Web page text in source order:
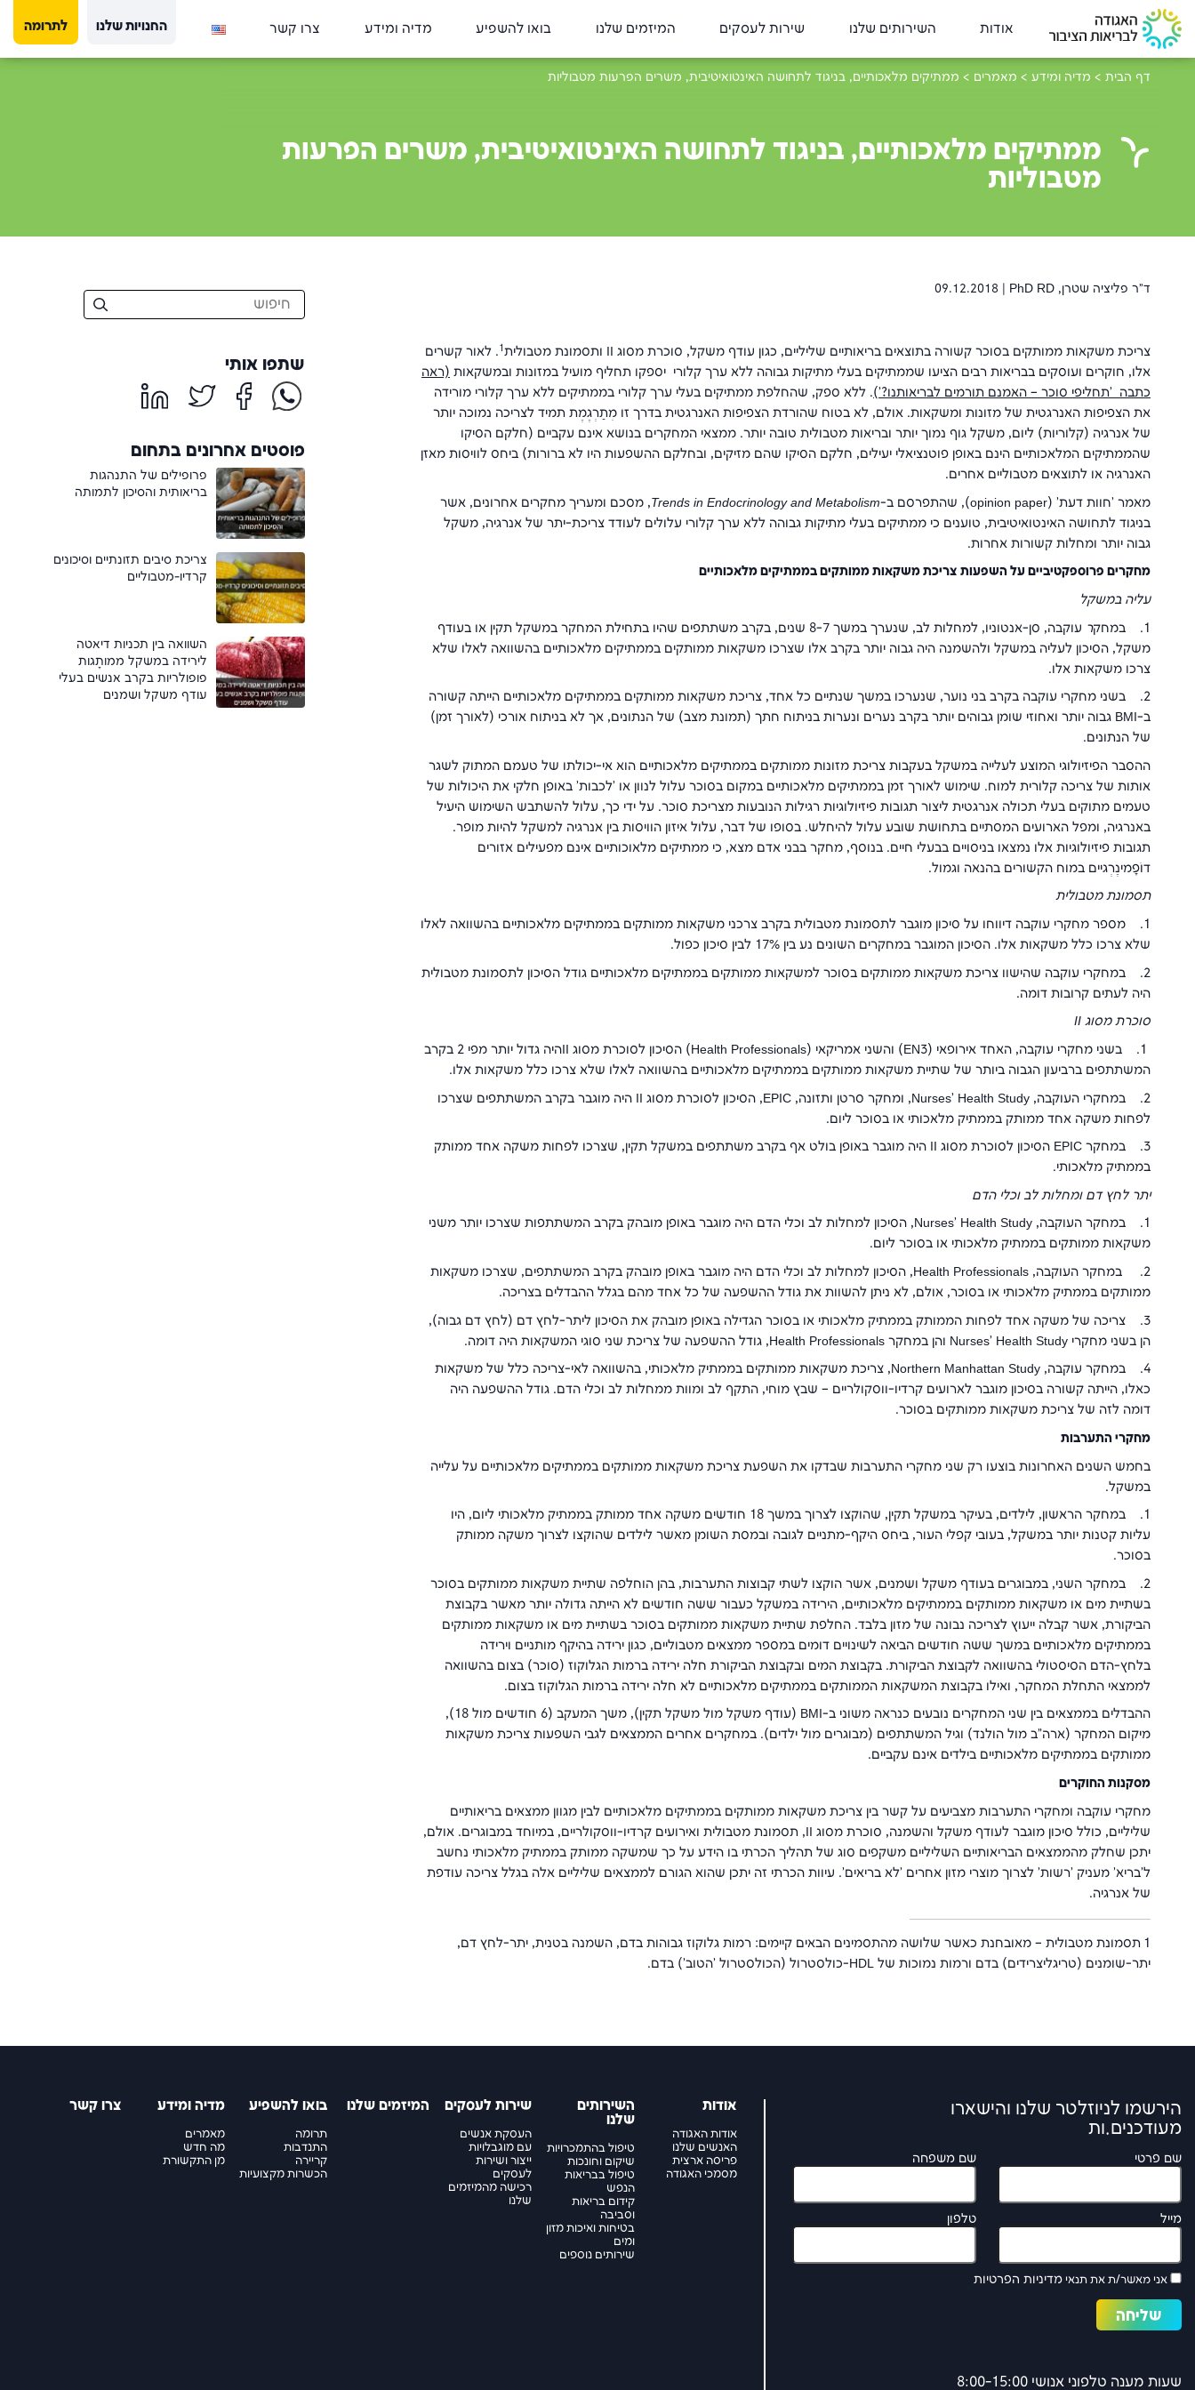
אודות השירותים שלנו שירות לעסקים המיזמים שלנו בואו להשפיע מדיה ומידע צרו קשר החנויות שלנו לתרומה
דף הבית > מדיה ומידע > מאמרים > ממתיקים מלאכותיים, בניגוד לתחושה האינטואיטיבית, משרים הפרעות מטבוליות
ממתיקים מלאכותיים, בניגוד לתחושה האינטואיטיבית, משרים הפרעות
מטבוליות
ד"ר פליציה שטרן, PhD RD | 09.12.2018
צריכת משקאות ממותקים בסוכר קשורה בתוצאים בריאותיים שליליים, כגון עודף משקל, סוכרת מסוג ותסמונת מטבולית 1. לאור קשרים
אלו, חוקרים ועוסקים בבריאות רבים הציעו שממתיקים בעלי מתיקות גבוהה ללא ערך קלורי יספקו תחליף מועיל במזונות ובמשקאות (ראה
כתבה 'תחליפי סוכר – האמנם תורמים לבריאותנו?'). ללא ספק, שהחלפת ממתיקים בעלי ערך קלורי בממתיקים ללא ערך קלורי מורידה
את הצפיפות האנרגטית של מזונות ומשקאות. אולם, לא בטוח שהורדת הצפיפות האנרגטית בדרך זו מִתַרְגֶמֶת תמיד לצריכה נמוכה יותר
של אנרגיה (קלוריות) ליום, משקל גוף נמוך יותר ובריאות מטבולית טובה יותר. ממצאי המחקרים בנושא אינם עקביים (חלקם הסיקו
שהממתיקים המלאכותיים הינם באופן פוטנציאלי יעילים, חלקם הסיקו שהם מזיקים, ובחלקם ההשפעות היו לא ברורות) ביחס לוויסות מאזן
האנרגיה או לתוצאים מטבוליים אחרים.
מאמר 'חוות דעת' (opinion paper), שהתפרסם ב-Trends in Endocrinology and Metabolism, מסכם ומעריך מחקרים אחרונים, אשר
בניגוד לתחושה האינטואיטיבית, טוענים כי ממתיקים בעלי מתיקות גבוהה ללא ערך קלורי עלולים לעודד צריכת-יתר של אנרגיה, משקל
גבוה יותר ומחלות קשורות אחרות.
מחקרים פרוספקטיביים על השפעות צריכת משקאות ממותקים בממתיקים מלאכותיים
עליה במשקל
1. במחק
ר
עוקבה, סן-אנטוניו, למחלות לב, שנערך במשך 8-7 שנים, בקרב משתתפים שהיו בתחילת המחקר במשקל תקין או בעודף
משקל, הסיכון לעליה במשקל ולהשמנה היה גבוה יותר בקרב אלו שצרכו משקאות ממותקים בממתיקים מלאכותיים בהשוואה לאלו שלא
צרכו משקאות אלו.
2. בשני מחקרי עוקבה בקרב בני נוער, שנערכו במשך שנתיים כל אחד, צריכת משקאות ממותקים בממתיקים מלאכותיים הייתה קשורה
ב- BMI גבוה יותר ואחוזי שומן גבוהים יותר בקרב נערים ונערות בניתוח חתך (תמונת מצב) של הנתונים, אך לא בניתוח אורכי (לאורך זמן)
של הנתונים.
ההסבר הפיזיולוגי המוצע לעלייה במשקל בעקבות צריכת מזונות ממותקים בממתיקים מלאכותיים הוא אי-יכולתו של טעמם המתוק לשגר
אותות של צריכה קלורית למוח. שימוש לאורך זמן בממתיקים מלאכותיים במקום בסוכר עלול לנוון או 'לכבות' באופן חלקי את היכולות של
טעמים מתוקים בעלי תכולה אנרגטית ליצור תגובות פיזיולוגיות רגילות הנובעות מצריכת סוכר. על ידי כך, עלול להשתבש השימוש היעיל
באנרגיה, ומפל הארועים המסתיים בתחושת שובע עלול להיחלש. בסופו של דבר, עלול איזון הוויסות בין אנרגיה למשקל להיות מופר.
תגובות פיזיולוגיות אלו נמצאו בניסויים בבעלי חיים. בנוסף, מחקר בבני אדם מצא, כי ממתיקים מלאוכותיים אינם מפעילים אזורים
דוֹפָּמינֶרְגיים במוח הקשורים בהנאה וגמול.
תסמונת מטבולית
1. מספר מחקרי עוקבה דיווחו על סיכון מוגבר לתסמונת מטבולית בקרב צרכני משקאות ממותקים בממתיקים מלאכותיים בהשוואה לאלו
שלא צרכו כלל משקאות אלו. הסיכון המוגבר במחקרים השונים נע בין 17% לבין סיכון כפול.
2. במחקרי עוקבה שהישוו צריכת משקאות ממותקים בסוכר למשקאות ממותקים בממתיקים מלאכותיים גודל הסיכון לתסמונת מטבולית
היה לעתים קרובות דומה.
סוכרת מסוג II
EN3 ) והשני אמריקאי (Health Professionals ) הסיכון לסוכרת מסוג
היה גדול יותר מפי 2 בקרב
המשתתפים ברביעון הגבוה ביותר של שתיית משקאות ממותקים בממתיקים מלאכותיים בהשוואה לאלו שלא צרכו כלל משקאות אלו.
2. במחקרי העוקבה,
Nurses' Health Study, ומחקר סרטן ותזונה, EPIC, הסיכון לסוכרת מסוג II היה מוגבר בקרב המשתתפים שצרכו
לפחות משקה אחד ממותק בממתיק מלאכותי או בסוכר ליום.
3. במחקר
EPIC הסיכון לסוכרת מסוג
היה מוגבר באופן בולט אף בקרב משתתפים במשקל תקין, שצרכו לפחות משקה אחד ממותק
בממתיק מלאכותי.
יתר לחץ דם ומחלות לב וכלי הדם
1. במחקר העוקבה,
Nurses' Health Study, הסיכון למחלות לב וכלי הדם היה מוגבר באופן מובהק בקרב המשתתפות שצרכו יותר משני
משקאות ממותקים בממתיק מלאכותי או בסוכר ליום.
2. במחקר העוקבה,
Health Professionals, הסיכון למחלות לב וכלי הדם היה מוגבר באופן מובהק בקרב המשתתפים, שצרכו משקאות
ממותקים בממתיק מלאכותי או בסוכר, אולם, לא ניתן להשוות את גודל ההשפעה של כל אחד מהם בגלל ההבדלים בצריכה.
3. צריכה של משקה אחד לפחות הממותק בממתיק מלאכותי או בסוכר הגדילה באופן מובהק את הסיכון ליתר-לחץ דם (לחץ דם גבוה),
הן בשני מחקרי Nurses' Health Study והן במחקר Health Professionals, גודל ההשפעה של צריכת שני סוגי המשקאות היה דומה.
4. במחקר עוקבה,
Northern Manhattan Study, צריכת משקאות ממותקים בממתיק מלאכותי, בהשוואה לאי-צריכה כלל של משקאות
כאלו, הייתה קשורה בסיכון מוגבר לארועים קרדיו-ווסקולריים – שבץ מוחי, התקף לב ומוות ממחלות לב וכלי הדם. גודל ההשפעה היה
דומה לזה של צריכת משקאות ממותקים בסוכר.
מחקרי התערבות
בחמש השנים האחרונות בוצעו רק שני מחקרי התערבות שבדקו את השפעת צריכת משקאות ממותקים בממתיקים מלאכותיים על עלייה
במשקל.
1. במחקר הראשון, לילדים, בעיקר במשקל תקין, שהוקצו לצרוך במשך 18 חודשים משקה אחד ממותק בממתיק מלאכותי ליום, היו
עליות קטנות יותר במשקל, בעובי קפלי העור, ביחס היקף-מתניים לגובה ובמסת השומן מאשר לילדים שהוקצו לצרוך משקה ממותק
בסוכר.
2. במחקר השני, במבוגרים בעודף משקל ושמנים, אשר הוקצו לשתי קבוצות התערבות, בהן הוחלפה שתיית משקאות ממותקים בסוכר
בשתיית מים או משקאות ממותקים בממתיקים מלאכותיים, הירידה במשקל כעבור ששה חודשים לא הייתה גדולה יותר מאשר בקבוצת
הביקורת, אשר קבלה ייעוץ לצריכה נבונה של מזון בלבד. החלפת שתיית משקאות ממותקים בסוכר בשתיית מים או משקאות ממותקים
בממתיקים מלאכותיים במשך ששה חודשים הביאה לשינויים דומים במספר ממצאים מטבוליים, כגון ירידה בהיקף מותניים וירידה
בלחץ-הדם הסיסטולי בהשוואה לקבוצת הביקורת. בקבוצת המים ובקבוצת הביקורת חלה ירידה ברמות הגלוקוז (סוכר) בצום בהשוואה
לממצאי התחלת המחקר, ואילו בקבוצת המשקאות הממותקים בממתיקים מלאכותיים לא חלה ירידה ברמות הגלוקוז בצום.
ההבדלים בממצאים בין שני המחקרים נובעים כנראה משוני ב-BMI
(עודף משקל מול משקל תקין), משך המעקב (6 חודשים מול 18),
מיקום המחקר (ארה"ב מול הולנד) וגיל המשתתפים (מבוגרים מול ילדים). במחקרים אחרים הממצאים לגבי השפעות צריכת משקאות
ממותקים בממתיקים מלאכותיים בילדים אינם עקביים.
מסקנות החוקרים
מחקרי עוקבה ומחקרי התערבות מצביעים על קשר בין צריכת משקאות ממותקים בממתיקים מלאכותיים לבין מגוון ממצאים בריאותיים
שליליים, כולל סיכון מוגבר לעודף משקל והשמנה, סוכרת מסוג
, תסמונת מטבולית ואירועים קרדיו-ווסקולריים, במיוחד במבוגרים. אולם,
יתכן שחלק מהממצאים הבריאותיים השליליים משקפים סוג של תהליך הכרתי בו הידע על כך שמשקה ממותק בממתיק מלאכותי נחשב
ל'בריא' מעניק 'רשות' לצרוך מוצרי מזון אחרים 'לא בריאים'. עיוות הכרתי זה יתכן שהוא הגורם לממצאים שליליים אלה בגלל צריכה עודפת
של אנרגיה.
1 תסמונת מטבולית – מאובחנת כאשר שלושה מהתסמינים הבאים קיימים: רמות גלוקוז גבוהות בדם, השמנה בטנית, יתר-לחץ דם,
יתר-שומנים (טריגליצרידים) בדם ורמות נמוכות של HDL-כולסטרול (הכולסטרול 'הטוב') בדם.
שתפו אותי
פוסטים אחרונים בתחום
פרופילים של התנהגות
בריאותית והסיכון לתמותה
צריכת סיבים תזונתיים וסיכונים
קרדיו-מטבוליים
השוואה בין תכניות דיאטה
לירידה במשקל ממותָגות
פופולריות בקרב אנשים בעלי
עודף משקל ושמנים
הירשמו לניוזלטר שלנו והישארו
מעודכנים.ות
שם פרטי שם משפחה
מייל טלפון
אני מאשר/ת את תנאי מדיניות הפרטיות
שעות מענה טלפוני אנושי 8:00-15:00
אודות
אודות האגודה
האנשים שלנו
פריסה ארצית
מסמכי האגודה
השירותים
שלנו
טיפול בהתמכרויות
שיקום וחונכות
טיפול בבריאות
הנפש
קידום בריאות
וסביבה
בטיחות ואיכות מזון
ומים
שירותים נוספים
שירות לעסקים
העסקת אנשים
עם מוגבלויות
ייצור ושירות
לעסקים
רכישה מהמיזמים
שלנו
המיזמים שלנו בואו להשפיע
תרומה
התנדבות
קריירה
הכשרות מקצועיות
מדיה ומידע
מאמרים
מה חדש
מן התקשורת
צרו קשר